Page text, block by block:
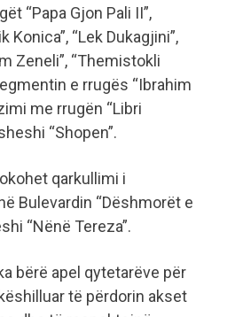
“Papa Gjon Pali II”,
Konica”, “Lek Dukagjini”,
Zeneli”, “Themistokli
e rrugës “Ibrahim
me rrugën “Libri
“Shopen”.
qarkullimi i
Bulevardin “Dëshmorët e
“Nënë Tereza”.
bërë apel qytetarëve për
të përdorin akset